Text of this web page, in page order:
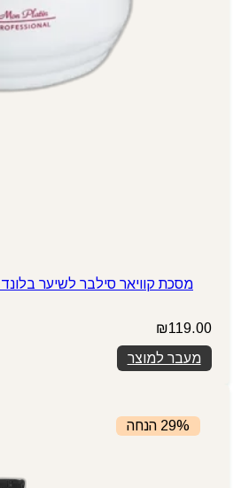
מסכת קוויאר סילבר לשיער
₪119.00
מעבר למוצר
29% הנחה